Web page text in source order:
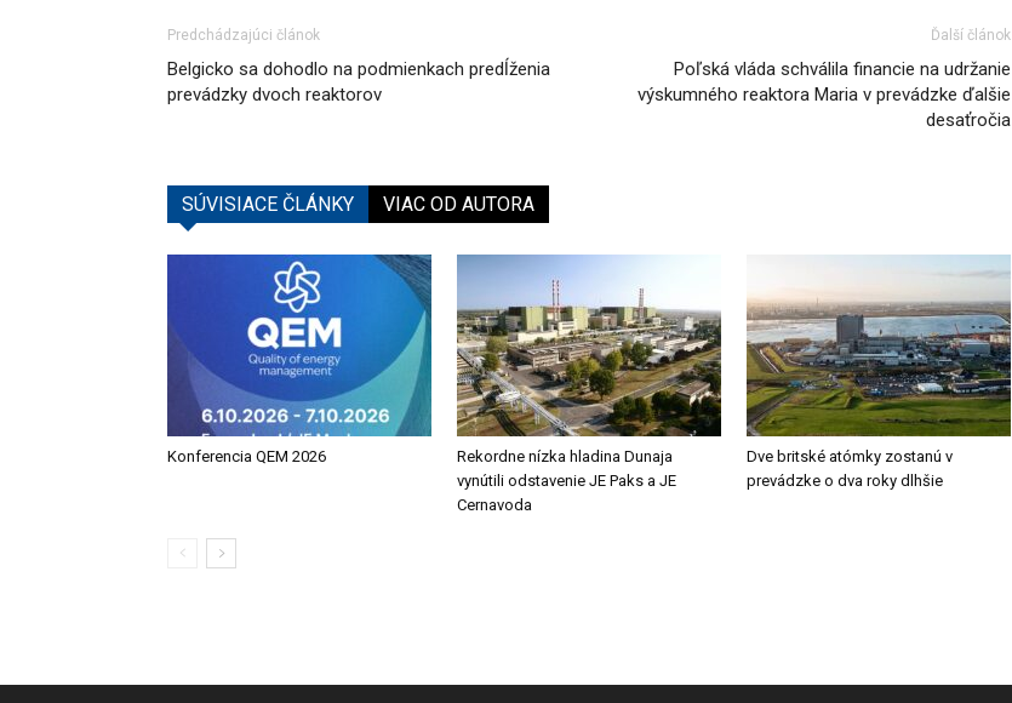
Predchádzajúci článok
Belgicko sa dohodlo na podmienkach predĺženia
prevádzky dvoch reaktorov
Ďalší článok
Poľská vláda schválila financie na udržanie
výskumného reaktora Maria v prevádzke ďalšie
desaťročia
SÚVISIACE ČLÁNKY VIAC OD AUTORA
Konferencia QEM 2026
Rekordne nízka hladina Dunaja
vynútili odstavenie JE Paks a JE
Cernavoda
Dve britské atómky zostanú v
prevádzke o dva roky dlhšie